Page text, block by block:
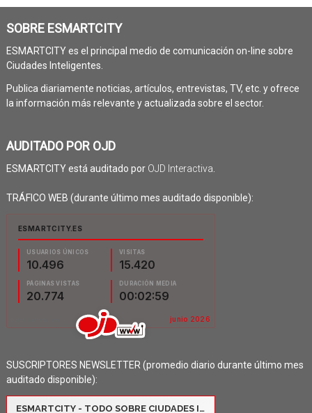
SOBRE ESMARTCITY
ESMARTCITY es el principal medio de comunicación on-line sobre
Ciudades Inteligentes.
Publica diariamente noticias, artículos, entrevistas, TV, etc. y ofrece
la información más relevante y actualizada sobre el sector.
AUDITADO POR OJD
ESMARTCITY está auditado por OJD Interactiva.
TRÁFICO WEB (durante último mes auditado disponible):
SUSCRIPTORES NEWSLETTER (promedio diario durante último mes
auditado disponible):